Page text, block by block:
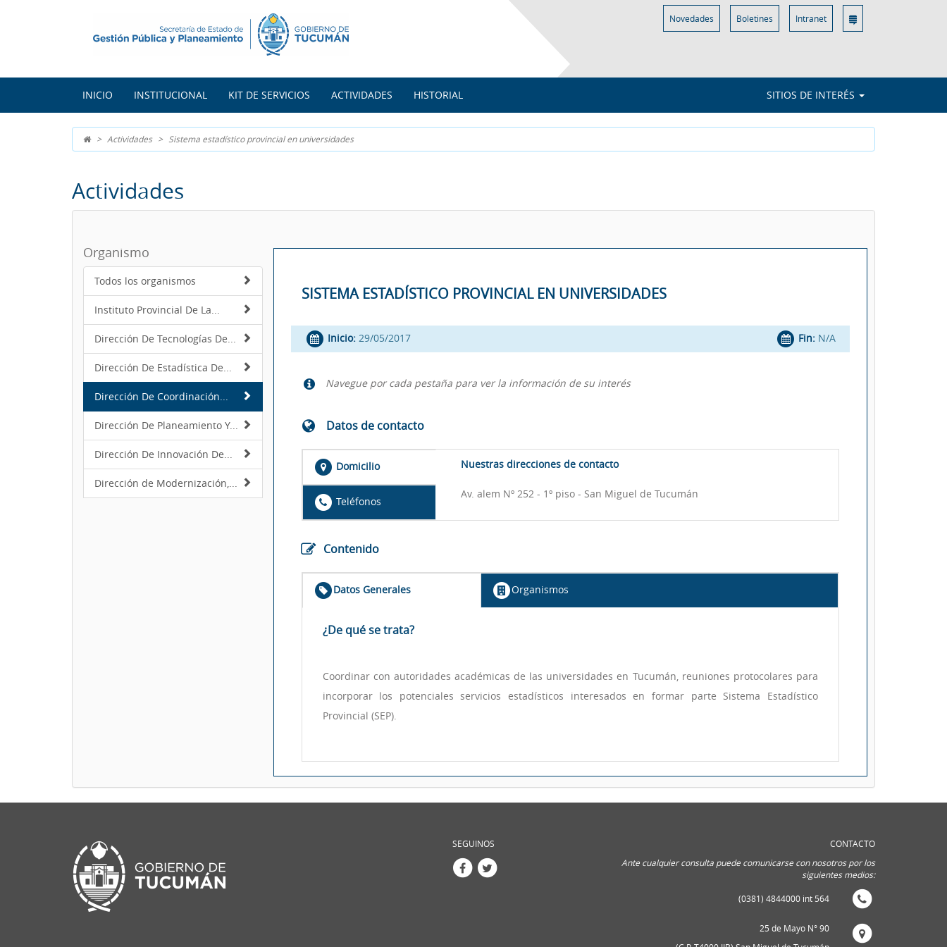
Novedades Boletines Intranet
INICIO INSTITUCIONAL KIT DE SERVICIOS ACTIVIDADES HISTORIAL SITIOS DE INTERÉS
Actividades Sistema estadístico provincial en universidades
Actividades
Organismo
Todos los organismos
Instituto Provincial De La...
Dirección De Tecnologías De...
Dirección De Estadística De...
Dirección De Coordinación...
Dirección De Planeamiento Y...
Dirección De Innovación De...
Dirección de Modernización,...
SISTEMA ESTADÍSTICO PROVINCIAL EN UNIVERSIDADES
Inicio:29/05/2017 Fin: N/A
Navegue por cada pestaña para ver la información de su interés
Datos de contacto
Domicilio
Teléfonos
Nuestras direcciones de contacto
Av. alem Nº 252 - 1º piso - San Miguel de Tucumán
Contenido
Datos Generales Organismos
¿De qué se trata?
Coordinar con autoridades académicas de las universidades en Tucumán, reuniones protocolares para
incorporar los potenciales servicios estadísticos interesados en formar parte Sistema Estadístico
Provincial (SEP).
SEGUINOS
CONTACTO
Ante cualquier consulta puede comunicarse con nosotros por los
siguientes medios:
(0381) 4844000 int 564
25 de Mayo N° 90